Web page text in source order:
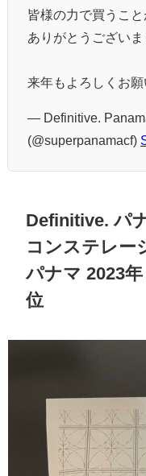
皆様の力で買うこ
ありがとうございま
来年もよろしくお願
— Definitive.
(@superpanamacf)
Definitive. パ
コンステレー
パナマ 2023
位